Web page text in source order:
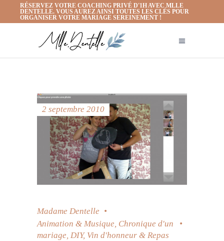
RÉSERVEZ VOTRE COACHING PRIVÉ D'1H AVEC MLLE
DENTELLE. VOUS AUREZ AINSI TOUTES LES CLÉS POUR
ORGANISER VOTRE MARIAGE SEREINEMENT !
2 septembre 2010
Madame Dentelle
Animation & Musique, Chronique d'un
mariage, DIY, Vin d'honneur & Repas